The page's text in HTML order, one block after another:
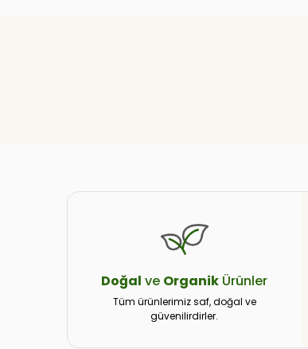
Doğal ve Organik Ürünler
Tüm ürünlerimiz saf, doğal ve
güvenilirdirler.